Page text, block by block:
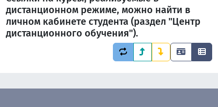
дистанционном режиме, можно найти в
личном кабинете студента (раздел "Центр
дистанционного обучения").